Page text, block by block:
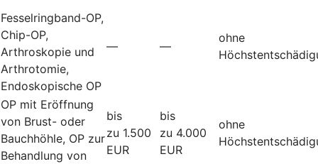
Fesselringband-OP,
Chip-OP,
Arthroskopie und
Arthrotomie,
Endoskopische OP
— —
ohne
OP mit Eröffnung
von Brust- oder
Bauchhöhle, OP zur
Behandlung von
bis
zu 1.500
EUR
bis
zu 4.000
EUR
ohne